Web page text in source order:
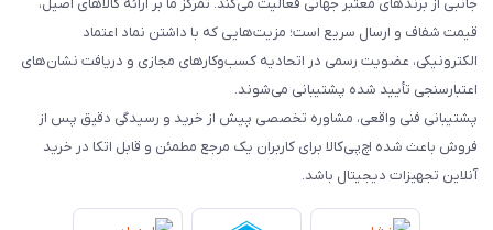
جانبی از برندهای معتبر جهانی فعالیت می‌کند. تمرکز ما بر ارائه کالاهای اصیل،
قیمت شفاف و ارسال سریع است؛ مزیت‌هایی که با داشتن نماد اعتماد
الکترونیکی، عضویت رسمی در اتحادیه کسب‌وکارهای مجازی و دریافت نشان‌های
اعتبارسنجی تأیید شده پشتیبانی می‌شوند.
پشتیبانی فنی واقعی، مشاوره تخصصی پیش از خرید و رسیدگی دقیق پس از
فروش باعث شده اچ‌پی‌کالا برای کاربران یک مرجع مطمئن و قابل اتکا در خرید
آنلاین تجهیزات دیجیتال باشد.